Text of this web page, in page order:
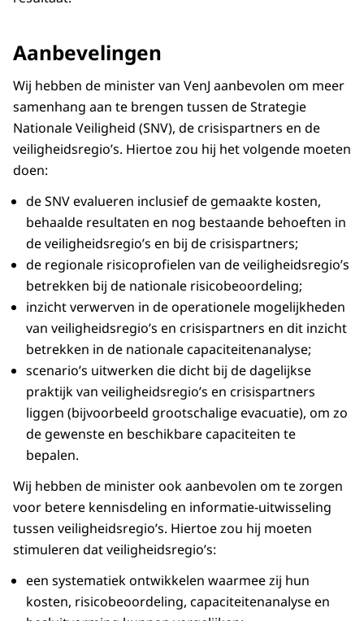
Aanbevelingen
Wij hebben de minister van VenJ aanbevolen om meer
samenhang aan te brengen tussen de Strategie
Nationale Veiligheid (SNV), de crisispartners en de
veiligheidsregio’s. Hiertoe zou hij het volgende moeten
doen:
de SNV evalueren inclusief de gemaakte kosten,
behaalde resultaten en nog bestaande behoeften in
de veilig­heidsregio’s en bij de crisispartners;
de regionale risicoprofielen van de veiligheidsregio’s
betrekken bij de nationale risicobeoordeling;
inzicht verwerven in de operationele mogelijkheden
van veiligheidsregio’s en crisispartners en dit inzicht
betrekken in de nationale capaciteitenanalyse;
scenario’s uitwerken die dicht bij de dagelijkse
praktijk van veiligheidsregio’s en crisispartners
liggen (bijvoorbeeld grootschalige evacuatie), om zo
de gewenste en beschikbare capaciteiten te
bepalen.
Wij hebben de minister ook aanbevolen om te zorgen
voor betere kennisdeling en informatie-uitwisseling
tussen veiligheidsregio’s. Hiertoe zou hij moeten
stimuleren dat veiligheidsregio’s:
een systematiek ontwikkelen waarmee zij hun
kosten, risico­beoordeling, capaciteitenanalyse en